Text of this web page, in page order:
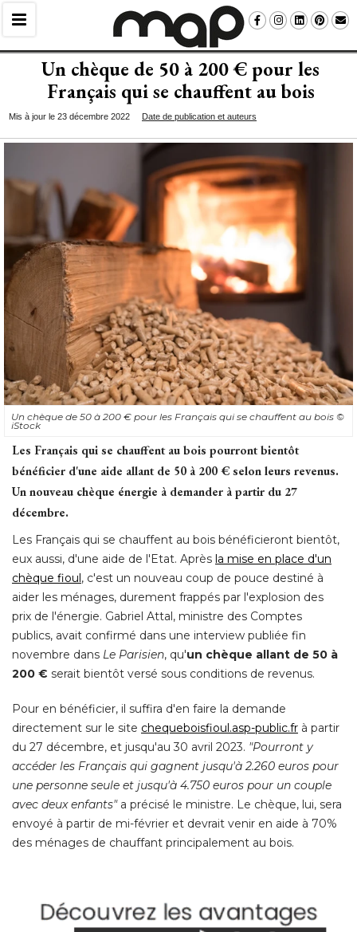
Un chèque de 50 à 200 € pour les
Français qui se chauffent au bois
Mis à jour le 23 décembre 2022 Date de publication et auteurs
Un chèque de 50 à 200 € pour les Français qui se chauffent au bois ©
iStock
Les Français qui se chauffent au bois pourront bientôt
bénéficier d'une aide allant de 50 à 200 € selon leurs revenus.
Un nouveau chèque énergie à demander à partir du 27
décembre.
Les Français qui se chauffent au bois bénéficieront bientôt,
eux aussi, d'une aide de l'Etat. Après la mise en place d'un
chèque fioul, c'est un nouveau coup de pouce destiné à
aider les ménages, durement frappés par l'explosion des
prix de l'énergie. Gabriel Attal, ministre des Comptes
publics, avait confirmé dans une interview publiée fin
novembre dans Le Parisien, qu'un chèque allant de 50 à
200 € serait bientôt versé sous conditions de revenus.
Pour en bénéficier, il suffira d'en faire la demande
directement sur le site chequeboisfioul.asp-public.fr à partir
du 27 décembre, et jusqu'au 30 avril 2023. "Pourront y
accéder les Français qui gagnent jusqu'à 2.260 euros pour
une personne seule et jusqu'à 4.750 euros pour un couple
avec deux enfants"a précisé le ministre. Le chèque, lui, sera
envoyé à partir de mi-février et devrait venir en aide à 70%
des ménages de chauffant principalement au bois.